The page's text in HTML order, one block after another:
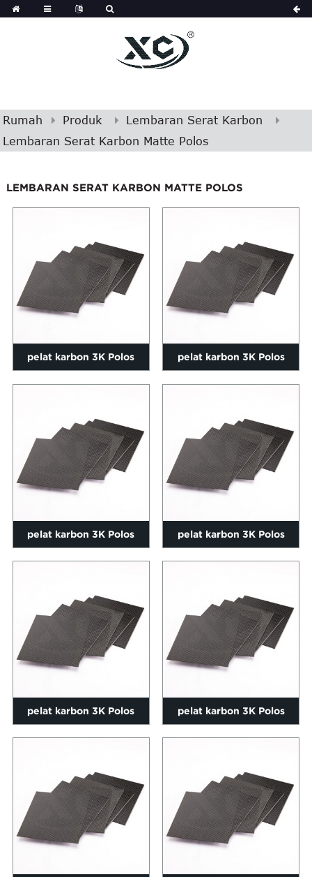
Rumah Produk
Lembaran Serat Karbon
Lembaran Serat Karbon Matte Polos
LEMBARAN SERAT KARBON MATTE POLOS
pelat karbon 3K Polos
matte 0,2-60mm ukuran
pelat karbon 3K Polos
matte 0,2-60mm ukuran
pelat karbon 3K Polos
matte 0,2-60mm ukuran
pelat karbon 3K Polos
matte 0,2-60mm ukuran
pelat karbon 3K Polos
matte 0,2-60mm ukuran
pelat karbon 3K Polos
matte 0,2-60mm ukuran